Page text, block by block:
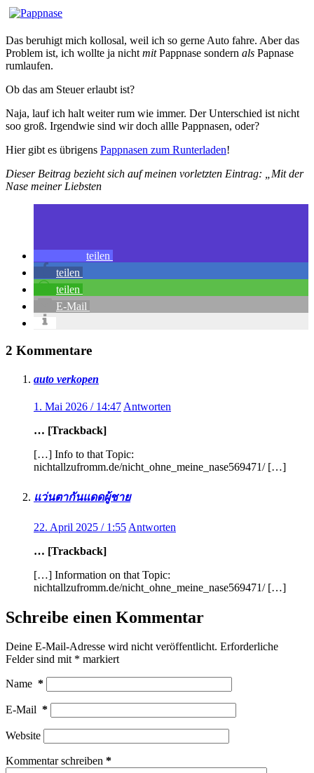
Das beruhigt mich kollosal, weil ich so gerne Auto fahre. Aber das
Problem ist, ich wollte ja nicht mitPappnase sondern als Papnase
rumlaufen.
Ob das am Steuer erlaubt ist?
Naja, lauf ich halt weiter rum wie immer. Der Unterschied ist nicht
soo groß. Irgendwie sind wir doch allle Pappnasen, oder?
Hier gibt es übrigens Pappnasen zum Runterladen!
Dieser Beitrag bezieht sich auf meinen vorletzten Eintrag: „Mit der
Nase meiner Liebsten
teilen
teilen
teilen
E-Mail
2 Kommentare
auto verkopen
1. Mai 2026 / 14:47 Antworten
… [Trackback]
[…] Info to that Topic:
nichtallzufromm.de/nicht_ohne_meine_nase569471/ […]
แว่นตากันแดดผู้ชาย
22. April 2025 / 1:55 Antworten
… [Trackback]
[…] Information on that Topic:
nichtallzufromm.de/nicht_ohne_meine_nase569471/ […]
Schreibe einen Kommentar
Deine E-Mail-Adresse wird nicht veröffentlicht. Erforderliche
Felder sind mit * markiert
Name *
E-Mail *
Website
Kommentar schreiben *